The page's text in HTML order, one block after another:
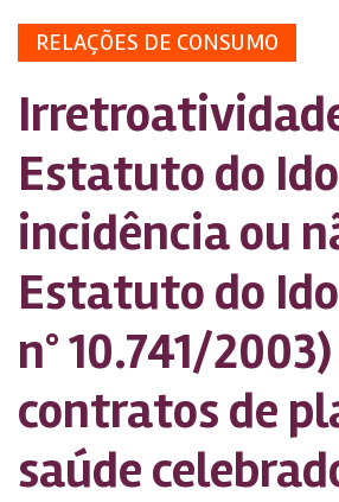
RELAÇÕES DE CONSUMO
Estatuto do
incidência ou
Estatuto do
n° 10.741/
contratos de
saúde